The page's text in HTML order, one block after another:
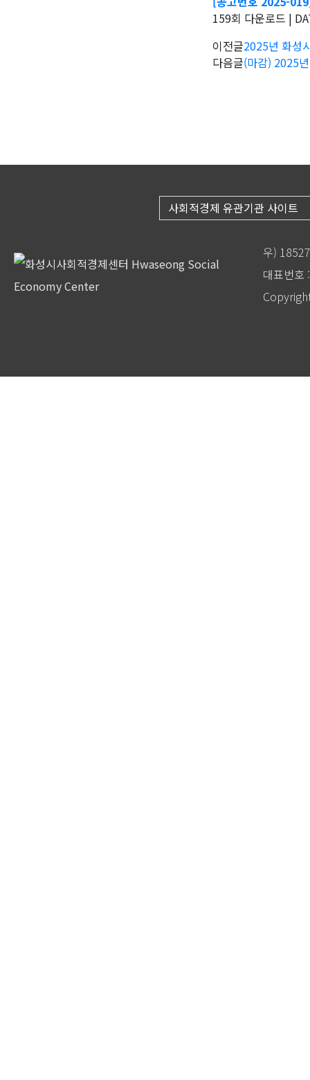
159회 다운로드 |
이전글2025년 화성
다음글(마감) 2025
사회적경제 유관기관 사이트
우)
대표번